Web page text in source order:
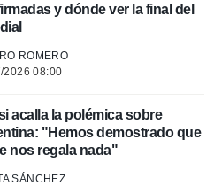
y dónde ver la final del
ROMERO
2026 08:00
acalla la polémica sobre
"Hemos demostrado que
nos regala nada"
SÁNCHEZ